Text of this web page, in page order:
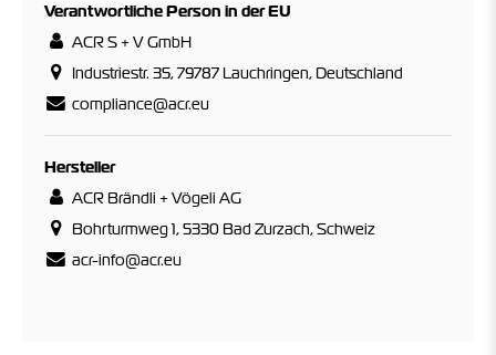
Verantwortliche Person in der EU
ACR S + V GmbH
Industriestr. 35, 79787 Lauchringen, Deutschland
compliance@acr.eu
Hersteller
ACR Brändli + Vögeli AG
Bohrturmweg 1, 5330 Bad Zurzach, Schweiz
acr-info@acr.eu